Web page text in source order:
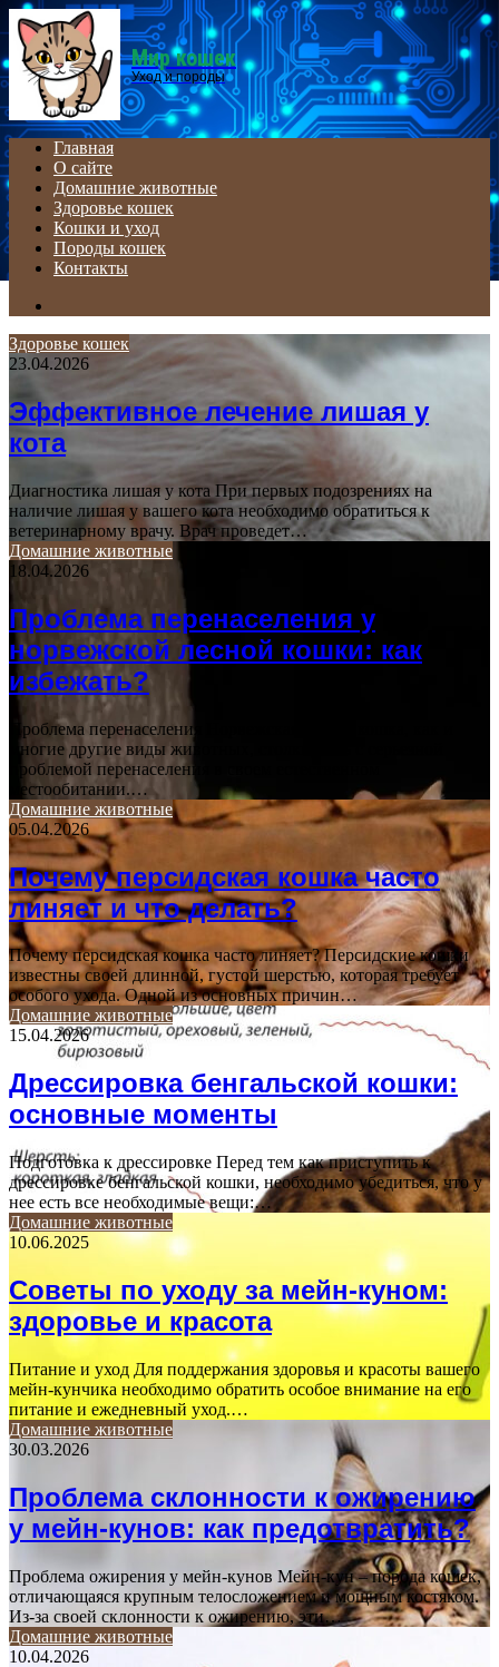
Menu
Мир кошек
Уход и породы
Главная
О сайте
Домашние животные
Здоровье кошек
Кошки и уход
Породы кошек
Контакты
Здоровье кошек
23.04.2026
Эффективное лечение лишая у
кота
Диагностика лишая у кота При первых подозрениях на
наличие лишая у вашего кота необходимо обратиться к
ветеринарному врачу. Врач проведет…
Домашние животные
18.04.2026
Проблема перенаселения у
норвежской лесной кошки: как
избежать?
Проблема перенаселения Норвежская лесная кошка, как и
многие другие виды животных, столкнулась с серьезной
проблемой перенаселения в своем естественном
местообитании.…
Домашние животные
05.04.2026
Почему персидская кошка часто
линяет и что делать?
Почему персидская кошка часто линяет? Персидские кошки
известны своей длинной, густой шерстью, которая требует
особого ухода. Одной из основных причин…
Домашние животные
15.04.2026
Дрессировка бенгальской кошки:
основные моменты
Подготовка к дрессировке Перед тем как приступить к
дрессировке бенгальской кошки, необходимо убедиться, что у
нее есть все необходимые вещи:…
Домашние животные
10.06.2025
Советы по уходу за мейн-куном:
здоровье и красота
Питание и уход Для поддержания здоровья и красоты вашего
мейн-кунчика необходимо обратить особое внимание на его
питание и ежедневный уход.…
Домашние животные
30.03.2026
Проблема склонности к ожирению
у мейн-кунов: как предотвратить?
Проблема ожирения у мейн-кунов Мейн-кун – порода кошек,
отличающаяся крупным телосложением и мощным костяком.
Из-за своей склонности к ожирению, эти…
Домашние животные
10.04.2026